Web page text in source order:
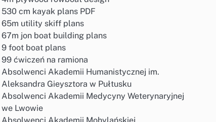
530 cm kayak plans PDF
65m utility skiff plans
67m jon boat building plans
9 foot boat plans
99 ćwiczeń na ramiona
Absolwenci Akademii Humanistycznej im.
Aleksandra Gieysztora w Pułtusku
Absolwenci Akademii Medycyny Weterynaryjnej
we Lwowie